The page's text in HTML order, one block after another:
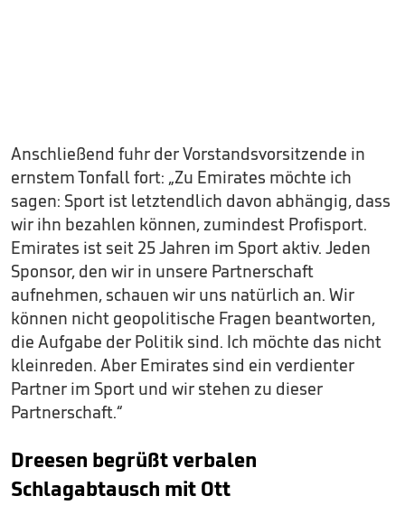
Anschließend fuhr der Vorstandsvorsitzende in
ernstem Tonfall fort: „Zu Emirates möchte ich
sagen: Sport ist letztendlich davon abhängig, dass
wir ihn bezahlen können, zumindest Profisport.
Emirates ist seit 25 Jahren im Sport aktiv. Jeden
Sponsor, den wir in unsere Partnerschaft
aufnehmen, schauen wir uns natürlich an. Wir
können nicht geopolitische Fragen beantworten,
die Aufgabe der Politik sind. Ich möchte das nicht
kleinreden. Aber Emirates sind ein verdienter
Partner im Sport und wir stehen zu dieser
Partnerschaft.“
Dreesen begrüßt verbalen
Schlagabtausch mit Ott